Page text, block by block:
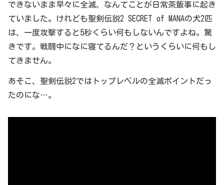
できないまま早々に全滅、なんてことが日常茶飯事に起き
ていました。けれども聖剣伝説2 SECRET of MANAの犬2匹
は、一度攻撃すると5秒くらい何もしないんですよね。驚
きです。戦闘中になに寝てるんだ？というくらいに何もし
てきません。
あそこ、聖剣伝説2ではトップレベルの全滅ポイントだっ
たのにな…。